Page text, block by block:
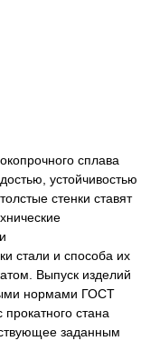
сплава
устойчивостью
стенки ставят
стали и способа их
Выпуск изделий
нормами ГОСТ
стана
заданным